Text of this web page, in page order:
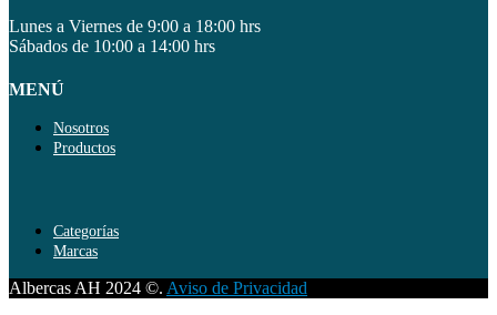
Lunes a Viernes de 9:00 a 18:00 hrs
Sábados de 10:00 a 14:00 hrs
MENÚ
Nosotros
Productos
Categorías
Marcas
Albercas AH 2024 ©. Aviso de Privacidad